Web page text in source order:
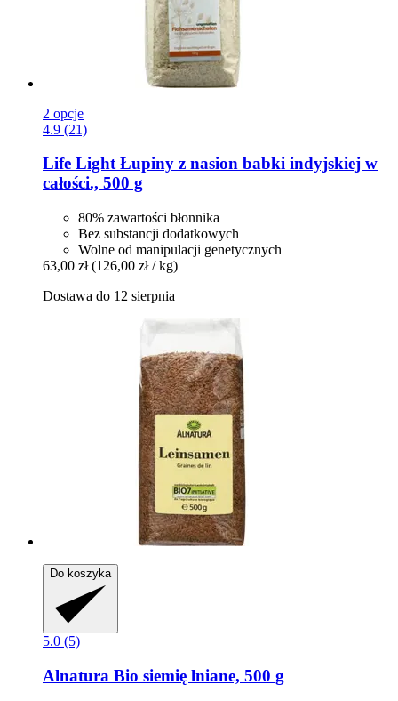
2 opcje
4.9 (21)
Life LightŁupiny z nasion babki indyjskiej w
całości., 500 g
80% zawartości błonnika
Bez substancji dodatkowych
Wolne od manipulacji genetycznych
63,00 zł (126,00 zł / kg)
Dostawa do 12 sierpnia
Do koszyka
5.0 (5)
Alnatura Bio siemię lniane, 500 g